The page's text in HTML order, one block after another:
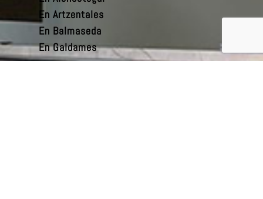
En Artzentales
En Balmaseda
En Galdames